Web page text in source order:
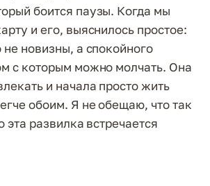
боится паузы. Когда мы
и его, выяснилось простое:
не новизны, а спокойного
с которым можно молчать. Она
и начала просто жить
обоим. Я не обещаю, что так
эта развилка встречается